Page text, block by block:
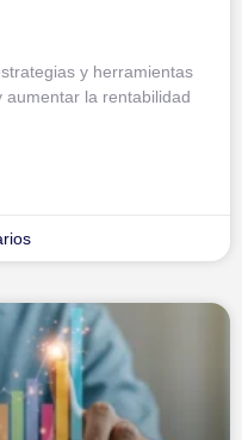
y herramientas
aumentar la rentabilidad